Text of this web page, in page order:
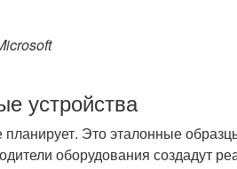
устройства
Это эталонные
оборудования создадут